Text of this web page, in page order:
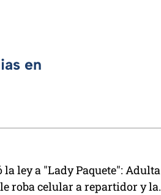
en
la ley a "Lady Paquete": Adulta
roba celular a repartidor y la